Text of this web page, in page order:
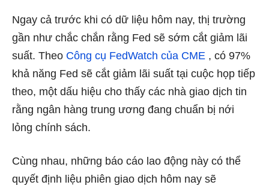
Ngay cả trước khi có dữ liệu hôm nay, thị trường
gần như chắc chắn rằng Fed sẽ sớm cắt giảm lãi
suất. Theo Công cụ FedWatch của CME , có 97%
khả năng Fed sẽ cắt giảm lãi suất tại cuộc họp tiếp
theo, một dấu hiệu cho thấy các nhà giao dịch tin
rằng ngân hàng trung ương đang chuẩn bị nới
lỏng chính sách.
Cùng nhau, những báo cáo lao động này có thể
quyết định liệu phiên giao dịch hôm nay sẽ